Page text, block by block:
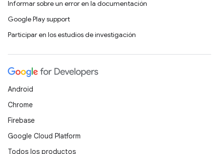
Informar sobre un error en la documentación
Google Play support
Participar en los estudios de investigación
Android
Chrome
Firebase
Google Cloud Platform
Todos los productos